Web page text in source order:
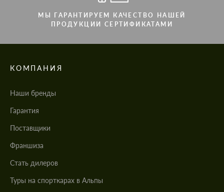
МЫ ГАРАНТИРУЕМ КАЧЕСТВО НАШЕЙ
ПРОДУКЦИИ СЕРТИФИКАТАМИ
КОМПАНИЯ
Наши бренды
Гарантия
Поставщики
Франшиза
Стать дилеров
Туры на спорткарах в Альпы